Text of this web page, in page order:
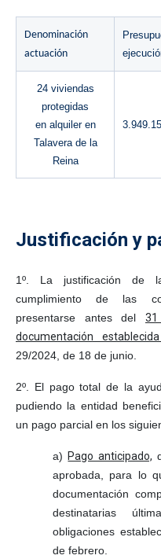
Denominación
actuación
24 viviendas
protegidas
en alquiler en
Talavera de la
Reina
Justificación y
1º. La justificación de
cumplimiento de las
presentarse antes del
documentación
29/2024, de 18 de junio.
2º. El pago total de la
pudiendo la entidad
un pago parcial en los
a) Pago anticipado,
aprobada, para lo
documentación
destinatarias
obligaciones
de febrero.